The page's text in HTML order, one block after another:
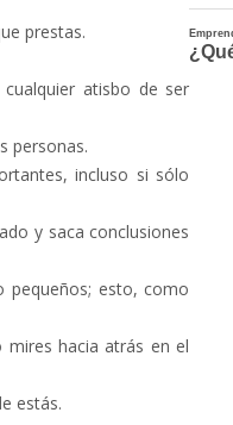
prestas.
atisbo de ser
personas.
incluso si sólo
y saca conclusiones
pequeños; esto, como
hacia atrás en el
estás.